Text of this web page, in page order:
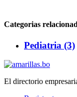
Categorias
Pediatria (3)
El directorio